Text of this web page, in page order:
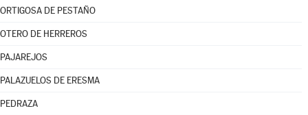
ORTIGOSA DE PESTAÑO
OTERO DE HERREROS
PAJAREJOS
PALAZUELOS DE ERESMA
PEDRAZA